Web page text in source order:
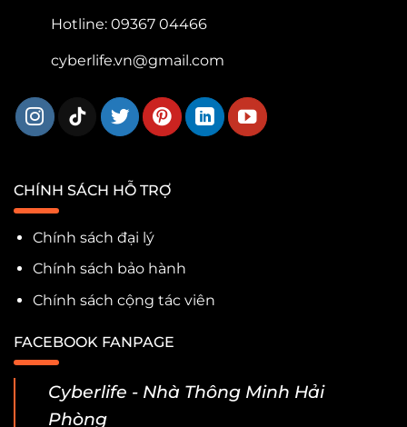
Hotline: 09367 04466
cyberlife.vn@gmail.com
CHÍNH SÁCH HỖ TRỢ
Chính sách đại lý
Chính sách bảo hành
Chính sách cộng tác viên
FACEBOOK FANPAGE
Cyberlife - Nhà Thông Minh Hải
Phòng